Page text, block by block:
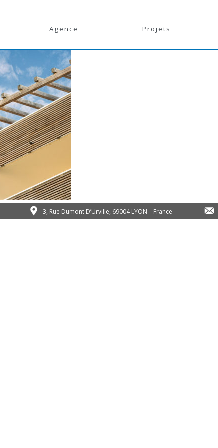
Agence Projets
3, Rue Dumont D’Urville, 69004 LYON – France